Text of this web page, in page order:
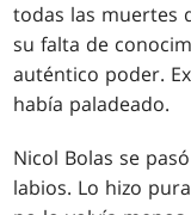
todas las muertes
su falta de
auténtico poder.
había paladeado.
Nicol Bolas se
labios. Lo hizo